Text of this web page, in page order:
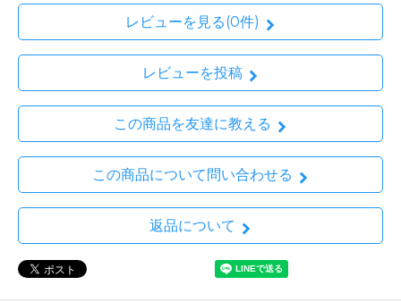
レビューを見る(0件)
レビューを投稿
この商品を友達に教える
この商品について問い合わせる
返品について